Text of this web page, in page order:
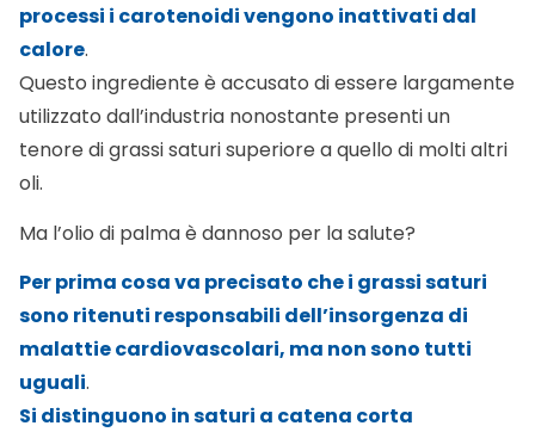
processi i carotenoidi vengono inattivati dal
calore.
Questo ingrediente è accusato di essere largamente
utilizzato dall’industria nonostante presenti un
tenore di grassi saturi superiore a quello di molti altri
oli.
Ma l’olio di palma è dannoso per la salute?
Per prima cosa va precisato che i grassi saturi
sono ritenuti responsabili dell’insorgenza di
malattie cardiovascolari, ma non sono tutti
uguali.
Si distinguono in saturi a catena corta